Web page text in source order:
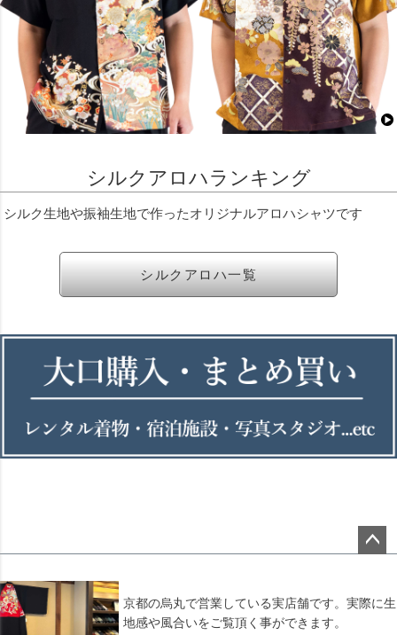
シルクアロハランキング
シルク生地や振袖生地で作ったオリジナルアロハシャツです
シルクアロハ一覧
ップ
京都の烏丸で営業している実店舗です。実際に生
地感や風合いをご覧頂く事ができます。